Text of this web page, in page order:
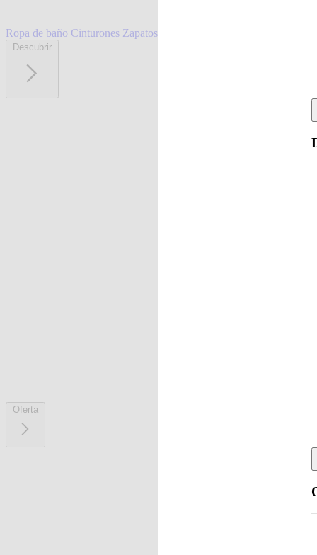
Ropa de baño Cinturones Zapatos
Descubrir
Oferta